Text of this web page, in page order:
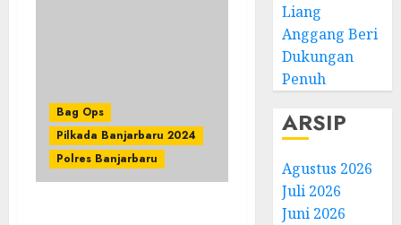
Bag Ops
Pilkada Banjarbaru 2024
Polres Banjarbaru
Liang
Anggang Beri
Dukungan
Penuh
ARSIP
Agustus 2026
Juli 2026
Juni 2026